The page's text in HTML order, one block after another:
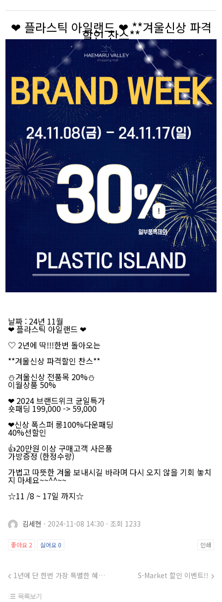
❤ 플라스틱 아일랜드 ❤ **겨울신상 파격
할인 찬스**
날짜 : 24년 11월
❤ 플라스틱 아일랜드 ❤
♡ 2년에 딱!!!한번 돌아오는
**겨울신상 파격할인 찬스**
⛄겨울신상 전품목 20%⛄
이월상품 50%
❤ 2024 브랜드위크 균일특가
숏패딩 199,000 -> 59,000
❤신상 폭스퍼 롱100%다운패딩
40%선할인
👍20만원 이상 구매고객 사은품
가방증정 (한정수량)
가볍고 따뜻한 겨울 보내시길 바라며 다시 오지 않을 기회 놓치
지 마세요~~^^~~
☆11 /8 ~ 17일 까지☆
김세현 · 2024-11-08 14:30 · 조회 1233
좋아요 2 싫어요0 인쇄
1년에 단 한번 가장 특별한 혜택을 주는 텐텐데이 S-Market 할인 이벤트!!
목록보기